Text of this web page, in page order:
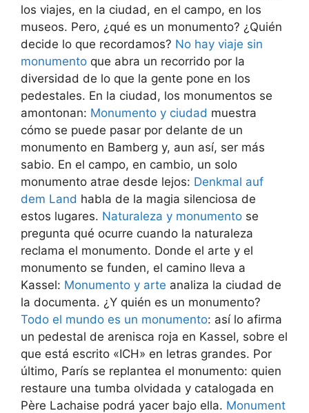
los viajes, en la ciudad, en el campo, en los
museos. Pero, ¿qué es un monumento? ¿Quién
decide lo que recordamos? No hay viaje sin
monumento que abra un recorrido por la
diversidad de lo que la gente pone en los
pedestales. En la ciudad, los monumentos se
amontonan: Monumento y ciudad muestra
cómo se puede pasar por delante de un
monumento en Bamberg y, aun así, ser más
sabio. En el campo, en cambio, un solo
monumento atrae desde lejos: Denkmal auf
dem Land habla de la magia silenciosa de
estos lugares. Naturaleza y monumento se
pregunta qué ocurre cuando la naturaleza
reclama el monumento. Donde el arte y el
monumento se funden, el camino lleva a
Kassel: Monumento y arte analiza la ciudad de
la documenta. ¿Y quién es un monumento?
Todo el mundo es un monumento: así lo afirma
un pedestal de arenisca roja en Kassel, sobre el
que está escrito «ICH» en letras grandes. Por
último, París se replantea el monumento: quien
restaure una tumba olvidada y catalogada en
Père Lachaise podrá yacer bajo ella. Monument